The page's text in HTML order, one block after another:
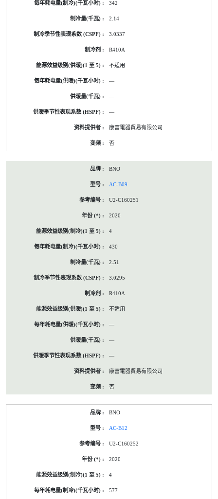
342
2.14
3.0337
R410A
不适用
—
—
—
康富電器貿易有限公司
否
BNO
AC-B09
U2-C160251
2020
4
430
2.51
3.0295
R410A
不适用
—
—
—
康富電器貿易有限公司
否
BNO
AC-B12
U2-C160252
2020
4
577